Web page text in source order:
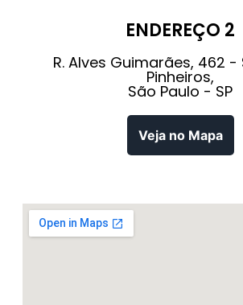
ENDEREÇO 2
R. Alves Guimarães, 462
Pinheiros,
São Paulo - SP
Veja no Mapa